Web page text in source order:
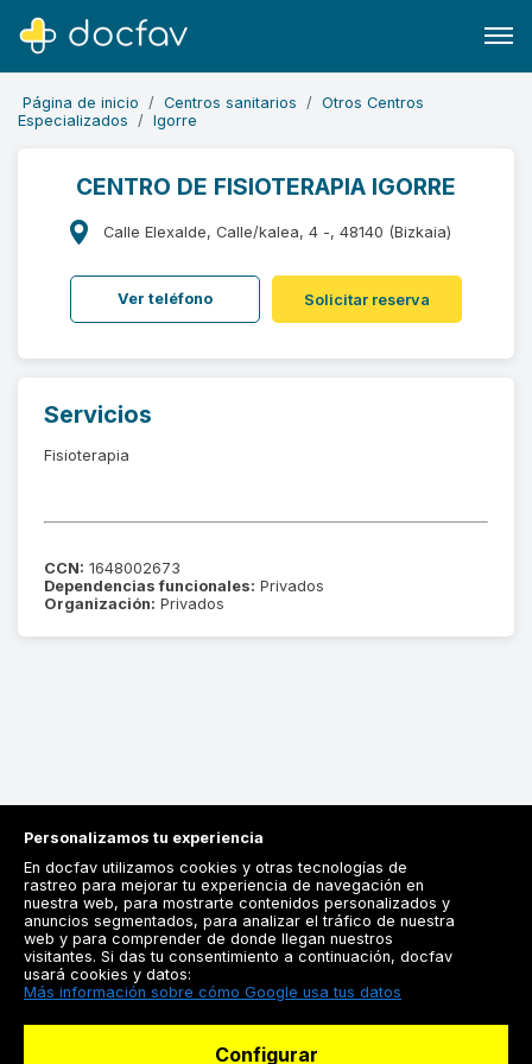
Página de inicio Centros sanitarios
Otros Centros
Especializados
Igorre
CENTRO DE FISIOTERAPIA IGORRE
Calle Elexalde, Calle/kalea, 4 -, 48140 (Bizkaia)
Ver teléfono Solicitar reserva
Servicios
Fisioterapia
CCN: 1648002673
Dependencias funcionales: Privados
Organización: Privados
Registrarse
Docfav
Personalizamos tu experiencia
En docfav utilizamos cookies y otras tecnologías de
rastreo para mejorar tu experiencia de navegación en
nuestra web, para mostrarte contenidos personalizados y
anuncios segmentados, para analizar el tráfico de nuestra
web y para comprender de donde llegan nuestros
visitantes. Si das tu consentimiento a continuación, docfav
usará cookies y datos:
Más información sobre cómo Google usa tus datos
Configurar